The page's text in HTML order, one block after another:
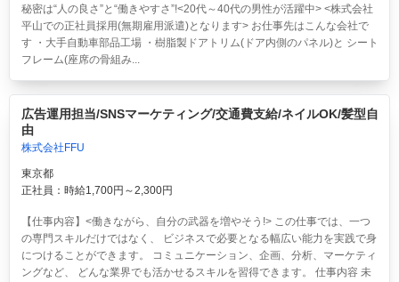
秘密は“人の良さ”と“働きやすさ”!<20代～40代の男性が活躍中> <株式会社
平山での正社員採用(無期雇用派遣)となります> お仕事先はこんな会社で
す ・大手自動車部品工場 ・樹脂製ドアトリム(ドア内側のパネル)と シート
フレーム(座席の骨組み...
広告運用担当/SNSマーケティング/交通費支給/ネイルOK/髪型自
由
株式会社FFU
東京都
正社員：時給1,700円～2,300円
【仕事内容】<働きながら、自分の武器を増やそう!> この仕事では、一つ
の専門スキルだけではなく、 ビジネスで必要となる幅広い能力を実践で身
につけることができます。 コミュニケーション、企画、分析、マーケティ
ングなど、 どんな業界でも活かせるスキルを習得できます。 仕事内容 未